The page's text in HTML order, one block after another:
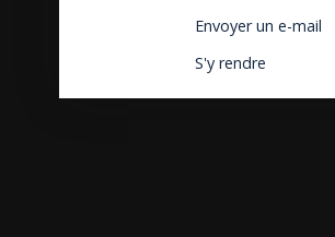
Envoyer un e-mail
S'y rendre